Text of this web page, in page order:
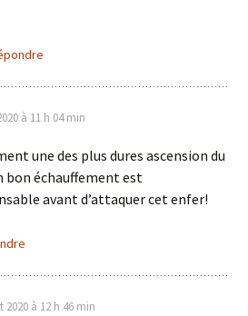
à 11 h 04 min
une des plus dures ascension du
bon échauffement est
avant d’attaquer cet enfer!
2020 à 12 h 46 min